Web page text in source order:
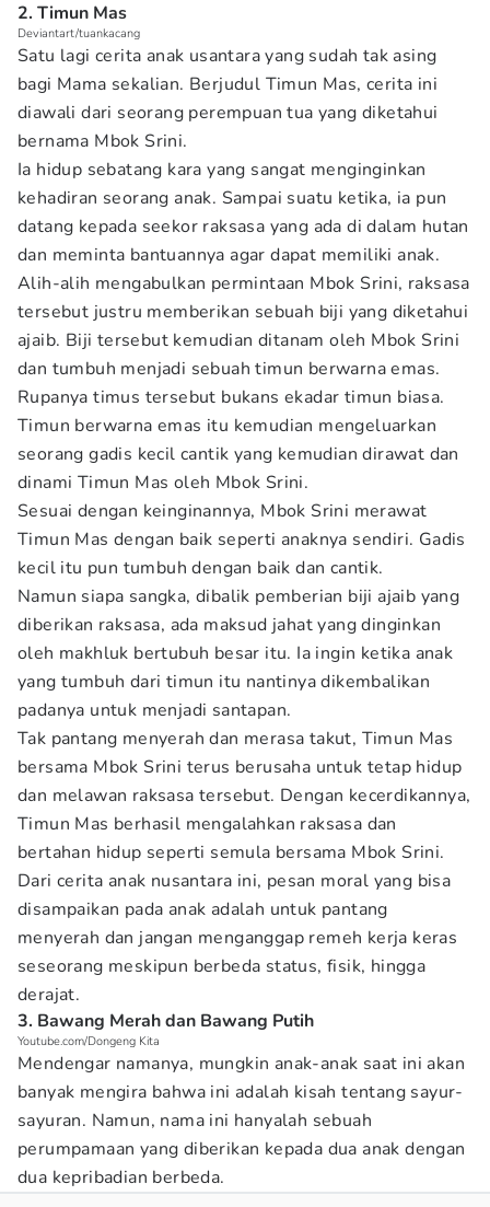
2. Timun Mas
Deviantart/tuankacang
Satu lagi cerita anak usantara yang sudah tak asing
bagi Mama sekalian. Berjudul Timun Mas, cerita ini
diawali dari seorang perempuan tua yang diketahui
bernama Mbok Srini.
Ia hidup sebatang kara yang sangat menginginkan
kehadiran seorang anak. Sampai suatu ketika, ia pun
datang kepada seekor raksasa yang ada di dalam hutan
dan meminta bantuannya agar dapat memiliki anak.
Alih-alih mengabulkan permintaan Mbok Srini, raksasa
tersebut justru memberikan sebuah biji yang diketahui
ajaib. Biji tersebut kemudian ditanam oleh Mbok Srini
dan tumbuh menjadi sebuah timun berwarna emas.
Rupanya timus tersebut bukans ekadar timun biasa.
Timun berwarna emas itu kemudian mengeluarkan
seorang gadis kecil cantik yang kemudian dirawat dan
dinami Timun Mas oleh Mbok Srini.
Sesuai dengan keinginannya, Mbok Srini merawat
Timun Mas dengan baik seperti anaknya sendiri. Gadis
kecil itu pun tumbuh dengan baik dan cantik.
Namun siapa sangka, dibalik pemberian biji ajaib yang
diberikan raksasa, ada maksud jahat yang dinginkan
oleh makhluk bertubuh besar itu. Ia ingin ketika anak
yang tumbuh dari timun itu nantinya dikembalikan
padanya untuk menjadi santapan.
Tak pantang menyerah dan merasa takut, Timun Mas
bersama Mbok Srini terus berusaha untuk tetap hidup
dan melawan raksasa tersebut. Dengan kecerdikannya,
Timun Mas berhasil mengalahkan raksasa dan
bertahan hidup seperti semula bersama Mbok Srini.
Dari cerita anak nusantara ini, pesan moral yang bisa
disampaikan pada anak adalah untuk pantang
menyerah dan jangan menganggap remeh kerja keras
seseorang meskipun berbeda status, fisik, hingga
derajat.
3. Bawang Merah dan Bawang Putih
Youtube.com/Dongeng Kita
Mendengar namanya, mungkin anak-anak saat ini akan
banyak mengira bahwa ini adalah kisah tentang sayur-
sayuran. Namun, nama ini hanyalah sebuah
perumpamaan yang diberikan kepada dua anak dengan
dua kepribadian berbeda.